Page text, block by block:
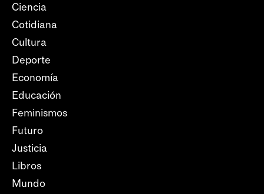
Ciencia
Cotidiana
Cultura
Deporte
Economía
Educación
Feminismos
Futuro
Justicia
Libros
Mundo